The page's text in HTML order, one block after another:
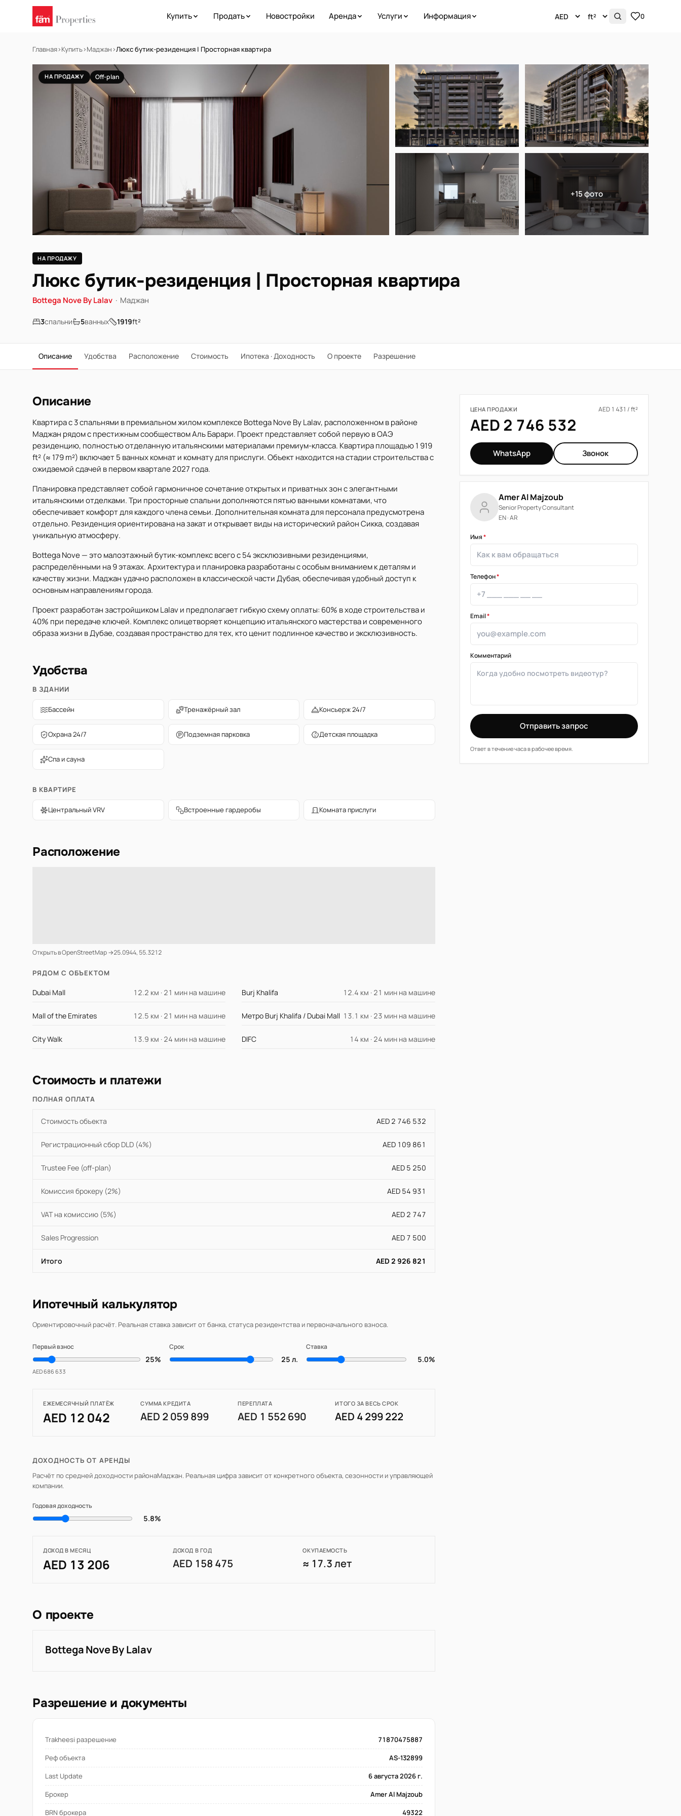
Купить Продать Новостройки Аренда Услуги Информация 0
Главная›Купить›Маджан›Люкс бутик-резиденция | Просторная квартира
НА ПРОДАЖУ Off-plan
+15 фото
НА ПРОДАЖУ
Люкс бутик-резиденция | Просторная квартира
Bottega Nove By Lalav · Маджан
3спальни 5ванных 1919ft²
Описание Удобства Расположение Стоимость Ипотека · Доходность О проекте Разрешение
Описание
Квартира с 3 спальнями в премиальном жилом комплексе Bottega Nove By Lalav, расположенном в районе
Маджан рядом с престижным сообществом Аль Барари. Проект представляет собой первую в ОАЭ
резиденцию, полностью отделанную итальянскими материалами премиум-класса. Квартира площадью 1 919
ft² (≈ 179 m²) включает 5 ванных комнат и комнату для прислуги. Объект находится на стадии строительства с
ожидаемой сдачей в первом квартале 2027 года.
Планировка представляет собой гармоничное сочетание открытых и приватных зон с элегантными
итальянскими отделками. Три просторные спальни дополняются пятью ванными комнатами, что
обеспечивает комфорт для каждого члена семьи. Дополнительная комната для персонала предусмотрена
отдельно. Резиденция ориентирована на закат и открывает виды на исторический район Сикка, создавая
уникальную атмосферу.
Bottega Nove — это малоэтажный бутик-комплекс всего с 54 эксклюзивными резиденциями,
распределёнными на 9 этажах. Архитектура и планировка разработаны с особым вниманием к деталям и
качеству жизни. Маджан удачно расположен в классической части Дубая, обеспечивая удобный доступ к
основным направлениям города.
Проект разработан застройщиком Lalav и предполагает гибкую схему оплаты: 60% в ходе строительства и
40% при передаче ключей. Комплекс олицетворяет концепцию итальянского мастерства и современного
образа жизни в Дубае, создавая пространство для тех, кто ценит подлинное качество и эксклюзивность.
Удобства
В ЗДАНИИ
Бассейн Тренажёрный зал Консьерж 24/7
Охрана 24/7 Подземная парковка Детская площадка
Спа и сауна
В КВАРТИРЕ
Центральный VRV Встроенные гардеробы Комната прислуги
Расположение
Открыть в OpenStreetMap →25.0944, 55.3212
РЯДОМ С ОБЪЕКТОМ
Dubai Mall 12.2 км · 21 мин на машине Burj Khalifa 12.4 км · 21 мин на машине
Mall of the Emirates 12.5 км · 21 мин на машине Метро Burj Khalifa / Dubai Mall 13.1 км · 23 мин на машине
City Walk 13.9 км · 24 мин на машине DIFC 14 км · 24 мин на машине
Стоимость и платежи
ПОЛНАЯ ОПЛАТА
Стоимость объекта AED 2 746 532
Регистрационный сбор DLD (4%) AED 109 861
Trustee Fee (off-plan) AED 5 250
Комиссия брокеру (2%) AED 54 931
VAT на комиссию (5%) AED 2 747
Sales Progression AED 7 500
Итого AED 2 926 821
Ипотечный калькулятор
Ориентировочный расчёт. Реальная ставка зависит от банка, статуса резидентства и первоначального взноса.
Первый взнос
25%
AED 686 633
Срок
25 л.
Ставка
5.0%
ЕЖЕМЕСЯЧНЫЙ ПЛАТЁЖ
AED 12 042
СУММА КРЕДИТА
AED 2 059 899
ПЕРЕПЛАТА
AED 1 552 690
ИТОГО ЗА ВЕСЬ СРОК
AED 4 299 222
ДОХОДНОСТЬ ОТ АРЕНДЫ
Расчёт по средней доходности районаМаджан. Реальная цифра зависит от конкретного объекта, сезонности и управляющей
компании.
Годовая доходность
5.8%
ДОХОД В МЕСЯЦ
AED 13 206
ДОХОД В ГОД
AED 158 475
ОКУПАЕМОСТЬ
≈ 17.3 лет
О проекте
Bottega Nove By Lalav
Разрешение и документы
Trakheesi разрешение
71870475887
Реф объекта
AS-132899
Last Update
6 августа 2026 г.
Брокер
Amer Al Majzoub
BRN брокера
49322
ЦЕНА ПРОДАЖИ AED 1 431 / ft²
AED 2 746 532
WhatsApp Звонок
Amer Al Majzoub
Senior Property Consultant
EN · AR
Имя*
Телефон*
Email*
Комментарий
Отправить запрос
Ответ в течение часа в рабочее время.